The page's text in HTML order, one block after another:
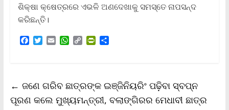
ଶିକ୍ଷା କ୍ଷେତ୍ରରେ ଏଭଳି ଅଣଦେଖାକୁ ସମସ୍ତେ ନାପସନ୍ଦ
କରିଛନ୍ତି।
F
o
o
k
T
e
r
E
W
A
p
p
C
i
n
k
P
F
r
i
S
← ଜଣେ ଗରିବ ଛାତ୍ରଙ୍କ ଇଞ୍ଜିନିୟରିଂ ପଢ଼ିବା ସ୍ବପ୍ନ
ପୂରଣ କଲେ ମୁଖ୍ୟମନ୍ତ୍ରୀ, ବଲାଙ୍ଗିରର ମେଧାବୀ ଛାତ୍ର